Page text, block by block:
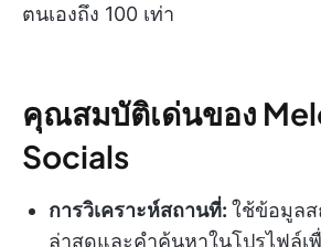
ตนเองถึง 100 เท่า
คุณสมบัติเด่นของ
Socials
การวิเคราะห์สถานที่: ใช้ข้อมูล
ล่าสุดและคำค้นหาในโปรไฟล์เ